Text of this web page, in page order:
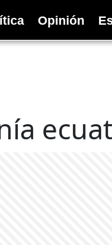
Opinión